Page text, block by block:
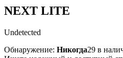
NEXT LITE
Undetected
Обнаружение: Никогда29 в